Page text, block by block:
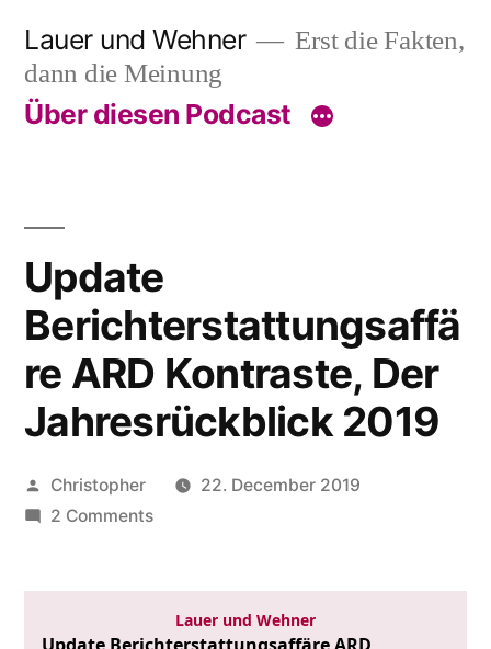
content
Lauer und Wehner
Erst die Fakten,
dann die Meinung
Über diesen Podcast
Update
Berichterstattungsaffä
re ARD Kontraste, Der
Jahresrückblick 2019
Posted
by
Christopher
22. December 2019
2 Commentson
Kontraste,